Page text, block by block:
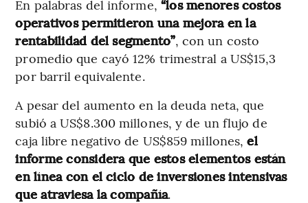
En palabras del informe, “los menores costos
operativos permitieron una mejora en la
rentabilidad del segmento”, con un costo
promedio que cayó 12% trimestral a US$15,3
por barril equivalente.
A pesar del aumento en la deuda neta, que
subió a US$8.300 millones, y de un flujo de
caja libre negativo de US$859 millones,el
informe considera que estos elementos están
en línea con el ciclo de inversiones intensivas
que atraviesa la compañía.